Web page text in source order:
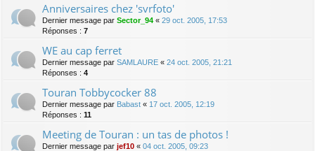
Anniversaires chez 'svrfoto'
Dernier message par Sector_94 « 29 oct. 2005, 17:53
Réponses : 7
WE au cap ferret
Dernier message par SAMLAURE « 24 oct. 2005, 21:21
Réponses : 4
Touran Tobbycocker 88
Dernier message par Babast « 17 oct. 2005, 12:19
Réponses : 11
Meeting de Touran : un tas de photos !
Dernier message par jef10 « 04 oct. 2005, 09:23